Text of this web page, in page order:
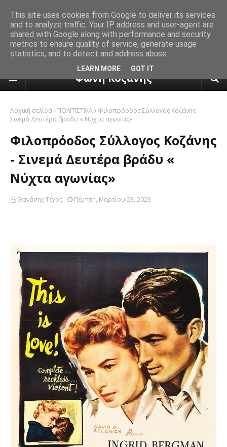
πρόγνωση καιρού από το
Φωνή Κοζάνης
Αρχική σελίδα ΠΟΛΙΤΙΣΤΙΚΑ
Φιλοπρόοδος Σύλλογος Κοζάνης -
Σινεμά Δευτέρα βράδυ « Νύχτα αγωνίας»
Φιλοπρόοδος Σύλλογος Κοζάνης
- Σινεμά Δευτέρα βράδυ «
Νύχτα αγωνίας»
Θανάσης Τέγος Πέμπτη, Μαρτίου 23, 2023
This site uses cookies from Google to deliver its services
and to analyze traffic. Your IP address and user-agent are
shared with Google along with performance and security
metrics to ensure quality of service, generate usage
statistics, and to detect and address abuse.
LEARN MORE GOT IT